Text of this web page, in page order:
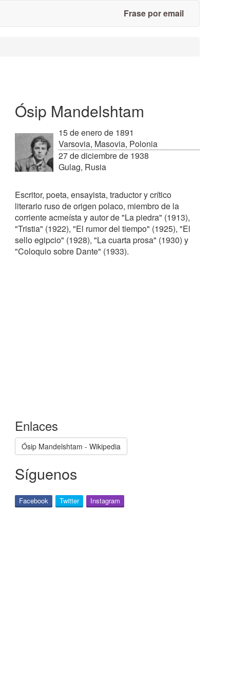
Frase por email
Ósip Mandelshtam
15 de enero de 1891
Varsovia, Masovia, Polonia
27 de diciembre de 1938
Gulag, Rusia
Escritor, poeta, ensayista, traductor y crítico
literario ruso de origen polaco, miembro de la
corriente acmeísta y autor de "La piedra" (1913),
"Tristia" (1922), "El rumor del tiempo" (1925), "El
sello egipcio" (1928), "La cuarta prosa" (1930) y
"Coloquio sobre Dante" (1933).
Enlaces
Ósip Mandelshtam - Wikipedia
Síguenos
Facebook Twitter Instagram